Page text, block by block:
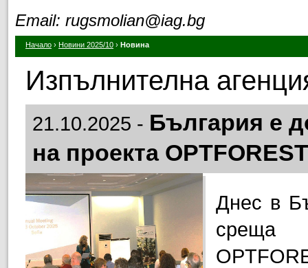
Email: rugsmolian@iag.bg
Начало › Новини 2025/10 › Новина
Изпълнителна
21.10.2025 - България е
на проекта
Днес в
среща